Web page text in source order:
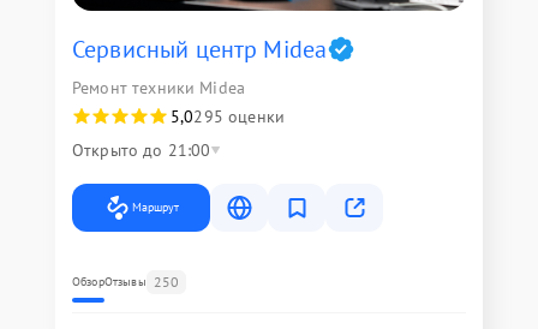
Сервисный центр Midea
Ремонт техники Midea
5,0295 оценки
Открыто до 21:00
Маршрут
ОбзорОтзывы 250